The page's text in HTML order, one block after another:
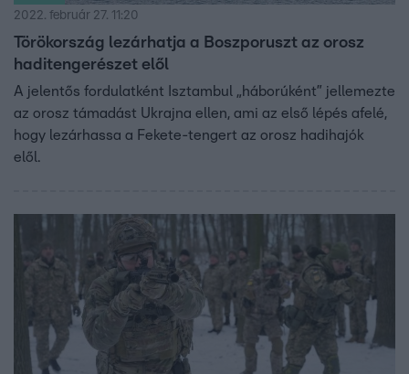
2022. február 27. 11:20
Törökország lezárhatja a Boszporuszt az orosz
haditengerészet elől
A jelentős fordulatként Isztambul „háborúként” jellemezte
az orosz támadást Ukrajna ellen, ami az első lépés afelé,
hogy lezárhassa a Fekete-tengert az orosz hadihajók
elől.